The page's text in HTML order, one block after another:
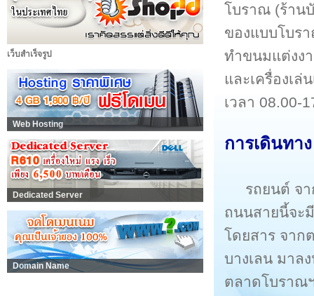
เว็บสำเร็จรูป
Web Hosting
Dedicated Server
Domain Name
โบราณ (ร้าน
ของแบบโบร
ทำขนมแต่งง
และเครื่องเ
เวลา 08.00-
การเดินทาง
รถยนต์ จ
ถนนสายนี้จะ
โดยสาร จาก
บางเลน มาล
ตลาดโบราณ